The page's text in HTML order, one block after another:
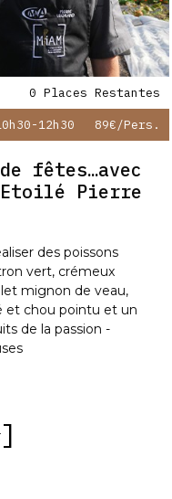
0 Places Restantes
12h30 89€/pers.
de fêtes…avec
Pierre
des poissons
vert, crémeux
mignon de veau,
et chou pointu et un
de la passion -